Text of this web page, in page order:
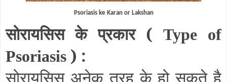
Psoriasis ke Karan or Lakshan
सोरायसिस के प्रकार ( Type of
Psoriasis ) :
सोरायसिस अनेक तरह के हो सकते है